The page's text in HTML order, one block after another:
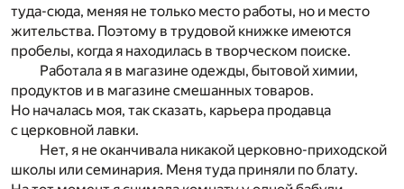
туда-сюда, меняя не только место работы, но и место
жительства. Поэтому в трудовой книжке имеются
пробелы, когда я находилась в творческом поиске.
Работала я в магазине одежды, бытовой химии,
продуктов и в магазине смешанных товаров.
Но началась моя, так сказать, карьера продавца
с церковной лавки.
Нет, я не оканчивала никакой церковно-приходской
школы или семинария. Меня туда приняли по блату.